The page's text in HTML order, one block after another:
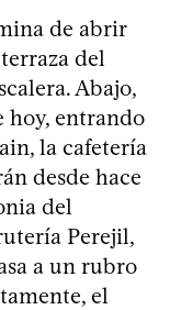
de abrir
del
Abajo,
hoy, entrando
la cafetería
desde hace
del
Perejil,
a un rubro
el